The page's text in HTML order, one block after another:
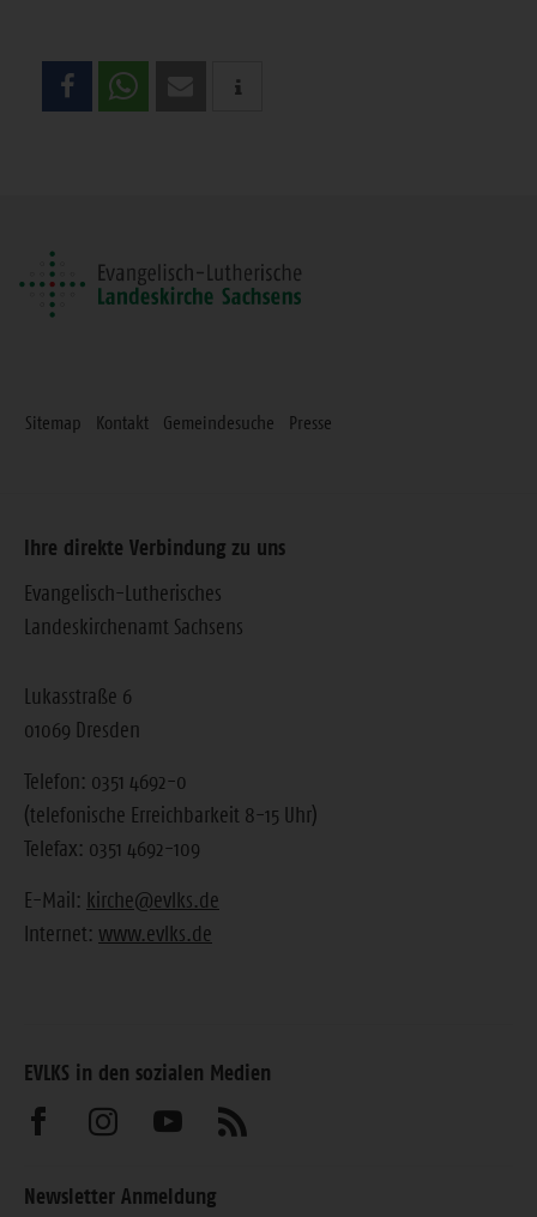
Teilen
Sie
Sitemap Kontakt Gemeindesuche Presse
Ihre direkte Verbindung zu uns
Evangelisch-Lutherisches
Landeskirchenamt Sachsens
Lukasstraße 6
01069 Dresden
Telefon: 0351 4692-0
(telefonische Erreichbarkeit 8-15 Uhr)
Telefax: 0351 4692-109
E-Mail: kirche@evlks.de
Internet: www.evlks.de
EVLKS in den sozialen Medien
BesuchenBesuchenBesuchenAbonnieren
Newsletter Anmeldung